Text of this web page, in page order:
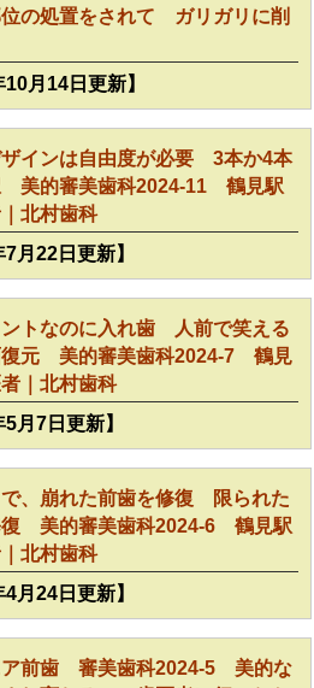
の処置をされて ガリガリに削
10月14日更新】
インは自由度が必要 3本か4本
美的審美歯科2024-11 鶴見駅
北村歯科
7月22日更新】
ントなのに入れ歯 人前で笑える
復元 美的審美歯科2024-7 鶴見
｜北村歯科
5月7日更新】
、崩れた前歯を修復 限られた
復 美的審美歯科2024-6 鶴見駅
北村歯科
4月24日更新】
ア前歯 審美歯科2024-5 美的な